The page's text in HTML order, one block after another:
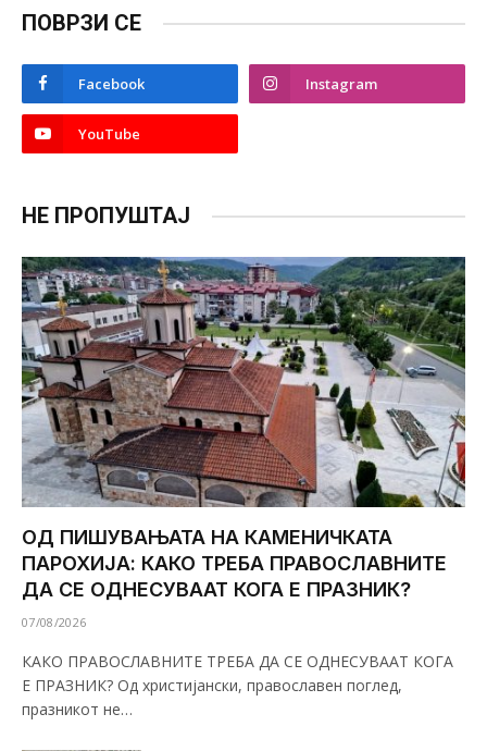
ПОВРЗИ СЕ
Facebook Instagram
YouTube
НЕ ПРОПУШТАЈ
ОД ПИШУВАЊАТА НА КАМЕНИЧКАТА
ПАРОХИЈА: КАКО ТРЕБА ПРАВОСЛАВНИТЕ
ДА СЕ ОДНЕСУВААТ КОГА Е ПРАЗНИК?
07/08/2026
КАКО ПРАВОСЛАВНИТЕ ТРЕБА ДА СЕ ОДНЕСУВААТ КОГА
Е ПРАЗНИК? Од христијански, православен поглед,
празникот не…